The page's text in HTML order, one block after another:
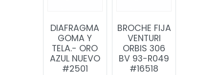
DIAFRAGMA
GOMA Y
TELA.- ORO
AZUL NUEVO
#2501
BROCHE FIJA
VENTURI
ORBIS 306
BV 93-R049
#16518